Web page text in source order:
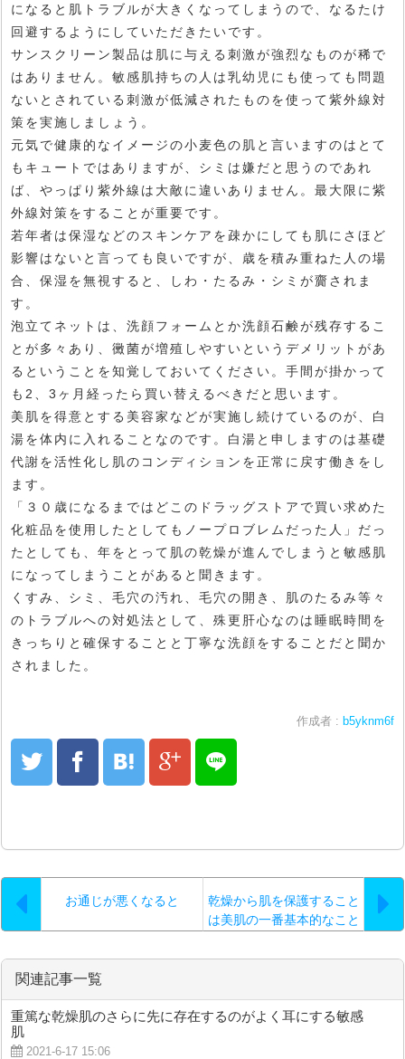
になると肌トラブルが大きくなってしまうので、なるたけ
回避するようにしていただきたいです。
サンスクリーン製品は肌に与える刺激が強烈なものが稀で
はありません。敏感肌持ちの人は乳幼児にも使っても問題
ないとされている刺激が低減されたものを使って紫外線対
策を実施しましょう。
元気で健康的なイメージの小麦色の肌と言いますのはとて
もキュートではありますが、シミは嫌だと思うのであれ
ば、やっぱり紫外線は大敵に違いありません。最大限に紫
外線対策をすることが重要です。
若年者は保湿などのスキンケアを疎かにしても肌にさほど
影響はないと言っても良いですが、歳を積み重ねた人の場
合、保湿を無視すると、しわ・たるみ・シミが齎されま
す。
泡立てネットは、洗顔フォームとか洗顔石鹸が残存するこ
とが多々あり、黴菌が増殖しやすいというデメリットがあ
るということを知覚しておいてください。手間が掛かって
も2、3ヶ月経ったら買い替えるべきだと思います。
美肌を得意とする美容家などが実施し続けているのが、白
湯を体内に入れることなのです。白湯と申しますのは基礎
代謝を活性化し肌のコンディションを正常に戻す働きをし
ます。
「３０歳になるまではどこのドラッグストアで買い求めた
化粧品を使用したとしてもノープロブレムだった人」だっ
たとしても、年をとって肌の乾燥が進んでしまうと敏感肌
になってしまうことがあると聞きます。
くすみ、シミ、毛穴の汚れ、毛穴の開き、肌のたるみ等々
のトラブルへの対処法として、殊更肝心なのは睡眠時間を
きっちりと確保することと丁寧な洗顔をすることだと聞か
されました。
作成者 : b5yknm6f
お通じが悪くなると
乾燥から肌を保護すること
は美肌の一番基本的なこと
関連記事一覧
重篤な乾燥肌のさらに先に存在するのがよく耳にする敏感
肌
2021-6-17 15:06